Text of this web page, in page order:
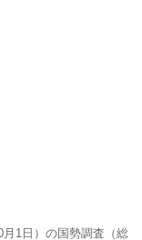
1日）の国勢調査（総